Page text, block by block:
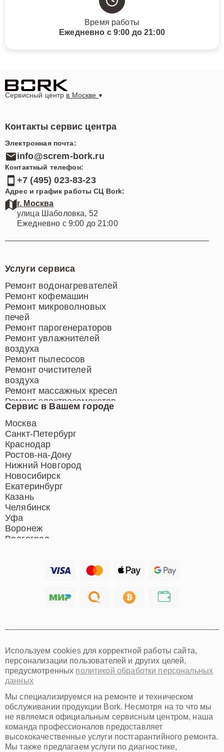
Время работы
Ежедневно с 9:00 до 21:00
Сервисный центр в Москве
Контакты сервис центра
Электронная почта:
info@screm-bork.ru
Контактный телефон:
+7 (495) 023-83-23
Адрес и график работы СЦ Bork:
г. Москва
улица Шаболовка, 52
Ежедневно с 9:00 до 21:00
Сервис в Вашем городе
Москва
Санкт-Петербург
Краснодар
Ростов-на-Дону
Нижний Новгород
Новосибирск
Екатеринбург
Казань
Челябинск
Уфа
Воронеж
Волгоград
Хабаровск
Иркутск
Омск
Красноярск
Пермь
Ульяновск
Киров
Архангельск
Астрахань
Белгород
Благовещенск
Брянск
Услуги сервиса
Ремонт водонагревателей
Ремонт кофемашин
Ремонт микроволновых
печей
Ремонт парогенераторов
Ремонт увлажнителей
воздуха
Ремонт пылесосов
Ремонт очистителей
воздуха
Ремонт массажных кресел
Ремонт электросамокатов
Ремонт индукционных плит
Ремонт роботов-пылесосов
Ремонт гладильных систем
Ремонт отпаривателей
Ремонт вертикальных
пылесосов
Используем cookies для корректной работы сайта,
персонализации пользователей и других целей,
предусмотренных политикой обработки персональных
данных
Мы специализируемся на ремонте и техническом
обслуживании продукции Bork. Несмотря на то что мы
не являемся официальным сервисным центром, наша
команда профессионалов предоставляет
высококачественные услуги постгарантийного ремонта.
Мы также предлагаем услуги по диагностике,